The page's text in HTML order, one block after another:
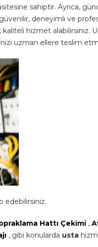
sahiptir. Ayrıca,
güvenilir, deneyimli ve
hizmet alabilirsiniz.
uzman ellere teslim
edebilirsiniz.
Hattı Çekimi ,
, gibi konularda usta